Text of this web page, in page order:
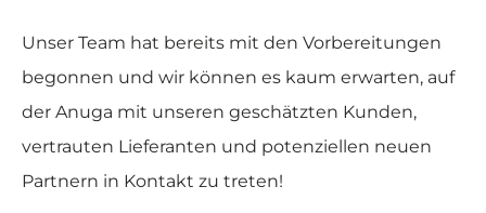
Unser Team hat bereits mit den Vorbereitungen
begonnen und wir können es kaum erwarten, auf
der Anuga mit unseren geschätzten Kunden,
vertrauten Lieferanten und potenziellen neuen
Partnern in Kontakt zu treten!